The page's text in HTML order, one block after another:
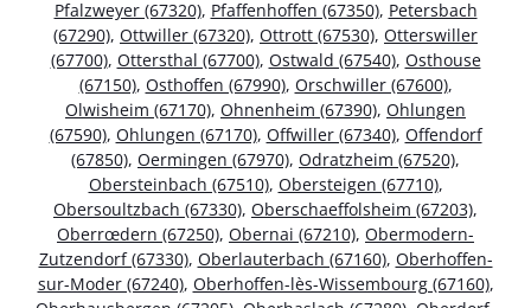
Pfalzweyer (67320), Pfaffenhoffen (67350), Petersbach
(67290), Ottwiller (67320), Ottrott (67530), Otterswiller
(67700), Ottersthal (67700), Ostwald (67540), Osthouse
(67150), Osthoffen (67990), Orschwiller (67600),
Olwisheim (67170), Ohnenheim (67390), Ohlungen
(67590), Ohlungen (67170), Offwiller (67340), Offendorf
(67850), Oermingen (67970), Odratzheim (67520),
Obersteinbach (67510), Obersteigen (67710),
Obersoultzbach (67330), Oberschaeffolsheim (67203),
Oberrœdern (67250), Obernai (67210), Obermodern-
Zutzendorf (67330), Oberlauterbach (67160), Oberhoffen-
sur-Moder (67240), Oberhoffen-lès-Wissembourg (67160),